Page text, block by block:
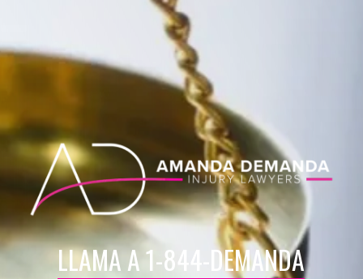
LLAMA A 1-844-DEMANDA